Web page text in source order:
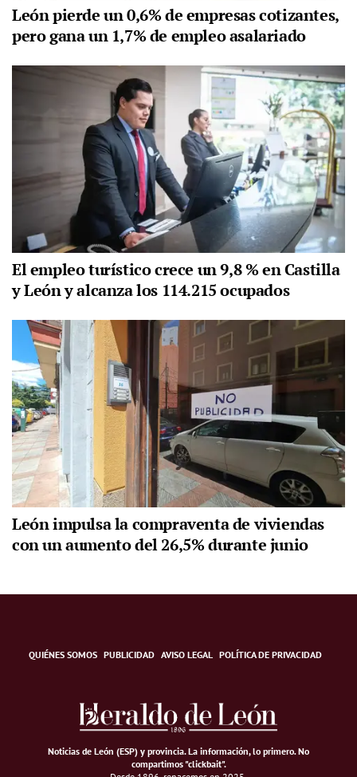
León pierde un 0,6% de empresas cotizantes,
pero gana un 1,7% de empleo asalariado
El empleo turístico crece un 9,8 % en Castilla
y León y alcanza los 114.215 ocupados
León impulsa la compraventa de viviendas
con un aumento del 26,5% durante junio
QUIÉNES SOMOS PUBLICIDAD AVISO LEGAL POLÍTICA DE PRIVACIDAD
Noticias de León (ESP) y provincia. La información, lo primero.No
compartimos "clickbait".